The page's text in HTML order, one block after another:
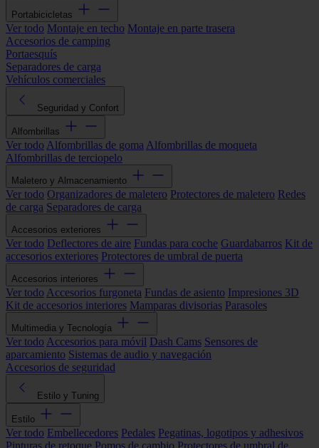
Portabicicletas
Ver todo Montaje en techo Montaje en parte trasera
Accesorios de camping
Portaesquís
Separadores de carga
Vehículos comerciales
Seguridad y Confort
Alfombrillas
Ver todo Alfombrillas de goma Alfombrillas de moqueta
Alfombrillas de terciopelo
Maletero y Almacenamiento
Ver todo Organizadores de maletero Protectores de maletero Redes
de carga Separadores de carga
Accesorios exteriores
Ver todo Deflectores de aire Fundas para coche Guardabarros Kit de
accesorios exteriores Protectores de umbral de puerta
Accesorios interiores
Ver todo Accesorios furgoneta Fundas de asiento Impresiones 3D
Kit de accesorios interiores Mamparas divisorias Parasoles
Multimedia y Tecnología
Ver todo Accesorios para móvil Dash Cams Sensores de
aparcamiento Sistemas de audio y navegación
Accesorios de seguridad
Estilo y Tuning
Estilo
Ver todo Embellecedores Pedales Pegatinas, logotipos y adhesivos
Pinturas de retoque Pomos de cambio Protectores de umbral de